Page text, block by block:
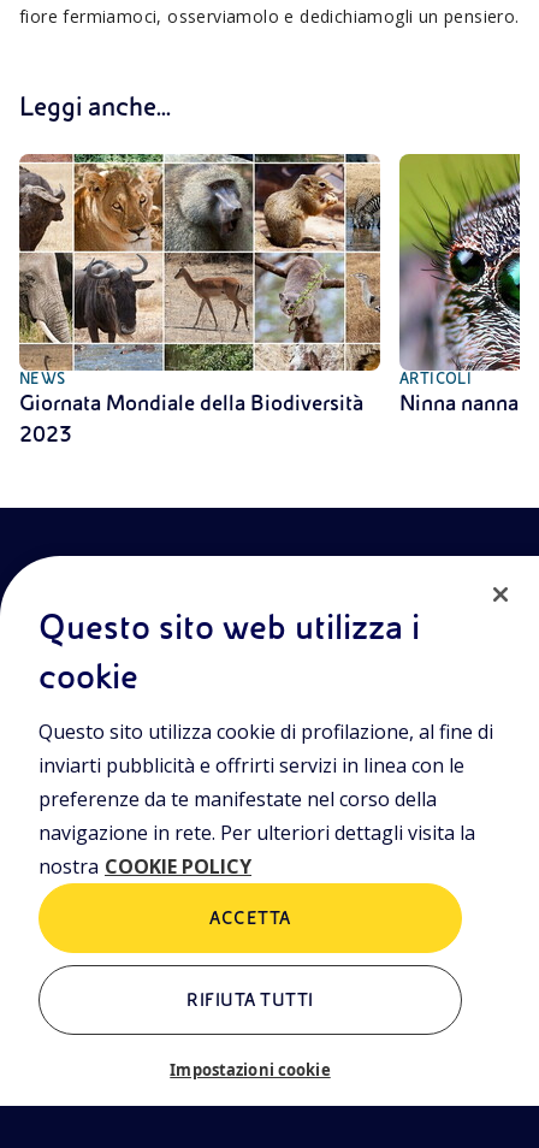
fiore fermiamoci, osserviamolo e dedichiamogli un pensiero.
Leggi anche...
NEWS
Giornata Mondiale della Biodiversità
2023
ARTICOLI
Ninna nanna
Entra nel mondo Eniscuola.Scopri gli strumenti e le
metodologie innovative per la didattica e naviga tra contenuti
multimediali, lezioni digitali e approfondimenti sui grandi temi
di attualità. Eniscuola è una iniziativa di Eni.
POLICIES
Termini e condizioni
ALTRI LINK
Questo sito web utilizza i
cookie
Questo sito utilizza cookie di profilazione, al fine di
inviarti pubblicità e offrirti servizi in linea con le
preferenze da te manifestate nel corso della
navigazione in rete. Per ulteriori dettagli visita la
nostra COOKIE POLICY
Impostazioni cookie
RIFIUTA TUTTI
ACCETTA